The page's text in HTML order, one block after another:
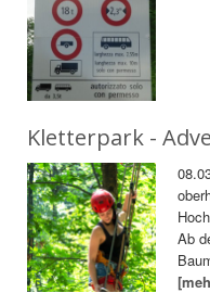
Kletterpark -
Ab